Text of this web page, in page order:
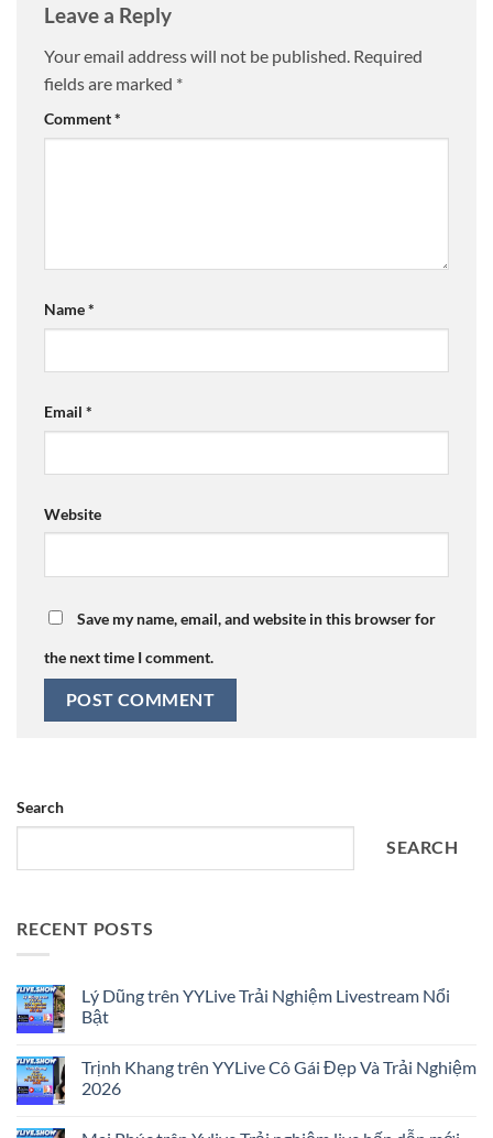
Leave a Reply
Your email address will not be published. Required
fields are marked *
Comment*
Name*
Email *
Website
Save my name, email, and website in this browser for
the next time I comment.
Search
SEARCH
RECENT POSTS
Lý Dũng trên YYLive Trải Nghiệm Livestream Nổi
Bật
on
Lý
Dũng
Trịnh Khang trên YYLive Cô Gái Đẹp Và Trải Nghiệm
2026